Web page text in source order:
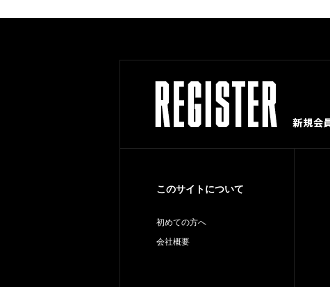
このサイトについて
初めての方へ
会社概要